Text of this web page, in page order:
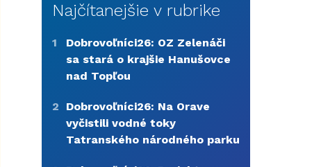
Najčítanejšie v rubrike
1
Dobrovoľníci26: OZ Zelenáči
sa stará o krajšie Hanušovce
nad Topľou
2
Dobrovoľníci26: Na Orave
vyčistili vodné toky
Tatranského národného parku